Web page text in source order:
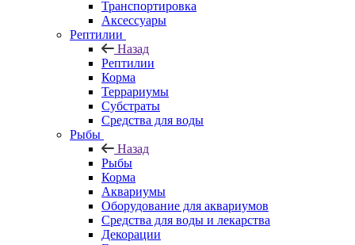
Транспортировка
Аксессуары
Рептилии
Назад
Рептилии
Корма
Террариумы
Субстраты
Средства для воды
Рыбы
Назад
Рыбы
Корма
Аквариумы
Оборудование для аквариумов
Средства для воды и лекарства
Декорации